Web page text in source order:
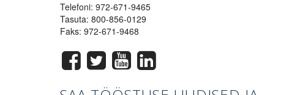
Telefoni:972-671-9465
Tasuta:800-856-0129
Faks: 972-671-9468